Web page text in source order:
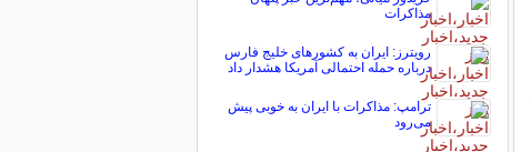
مذاکرات
رویترز: ایران به کشورهای خلیج فارس
درباره حمله احتمالی آمریکا هشدار داد
ترامپ: مذاکرات با ایران به خوبی پیش
می‌رود